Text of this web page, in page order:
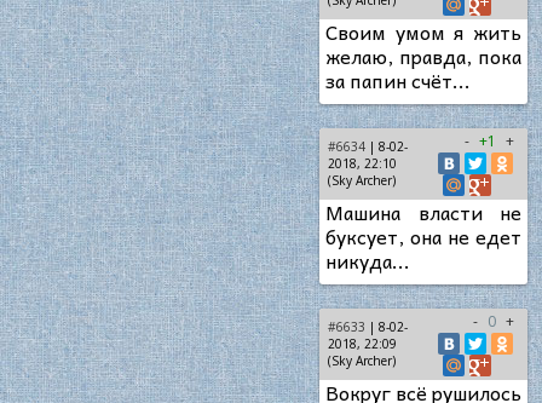
Своим умом я жить
желаю, правда, пока
за папин счёт...
#6634 | 8-02-
2018, 22:10
(Sky Archer)
- +1 +
Машина власти не
буксует, она не едет
никуда...
#6633 | 8-02-
2018, 22:09
(Sky Archer)
- 0 +
Вокруг всё рушилось